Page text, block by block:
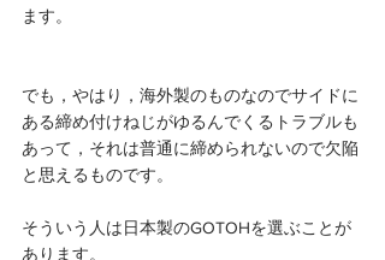
ます。
でも，やはり，海外製のものなのでサイドに
ある締め付けねじがゆるんでくるトラブルも
あって，それは普通に締められないので欠陥
と思えるものです。
そういう人は日本製のGOTOHを選ぶことが
あります。